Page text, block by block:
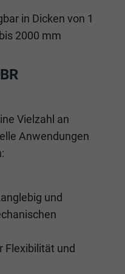
in Dicken von 1
2000 mm
Vielzahl an
Anwendungen
und
Flexibilität und